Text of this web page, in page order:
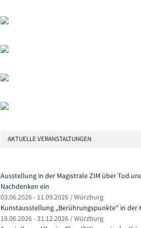
AKTUELLE VERANSTALTUNGEN
Ausstellung in der Magistrale ZIM über Tod
Nachdenken ein
03.06.2026 - 11.09.2026 / Würzburg
Kunstausstellung „Berührungspunkte“ in der
18.06.2026 - 31.12.2026 / Würzburg